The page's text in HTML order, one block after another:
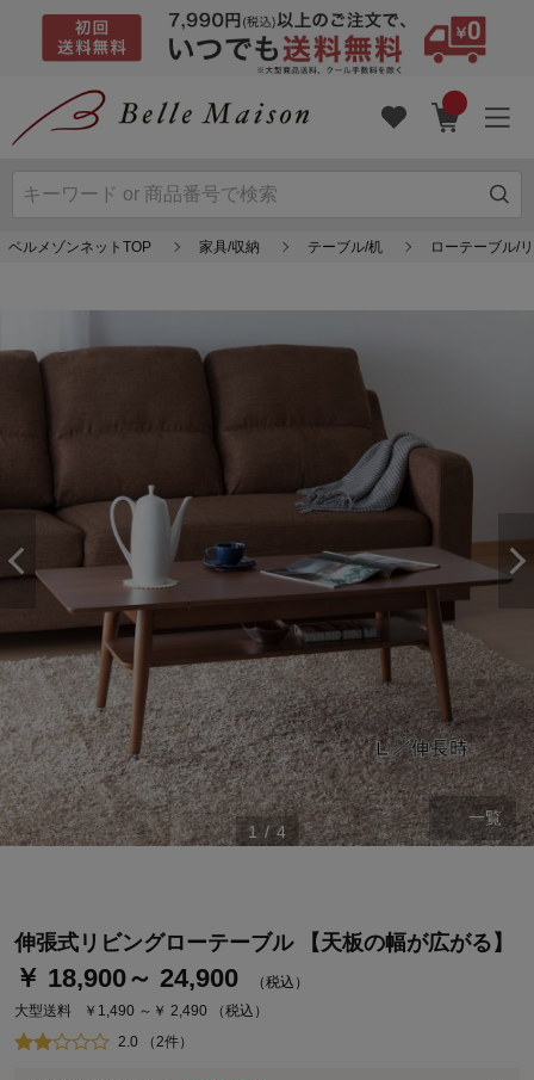
ベルメゾンネットTOP 家具/収納 テーブル/机 ローテーブル/
1 / 4
一覧
伸張式リビングローテーブル 【天板の幅が広がる】
￥ 18,900～ 24,900
（税込）
大型送料
￥1,490 ～￥ 2,490
（税込）
2.0 （2件）
ステージが上がれば送料無料・返品引取無料！
ベルメゾン・ポイントについて
即時入会なら更に500円OFFクーポンプレゼント